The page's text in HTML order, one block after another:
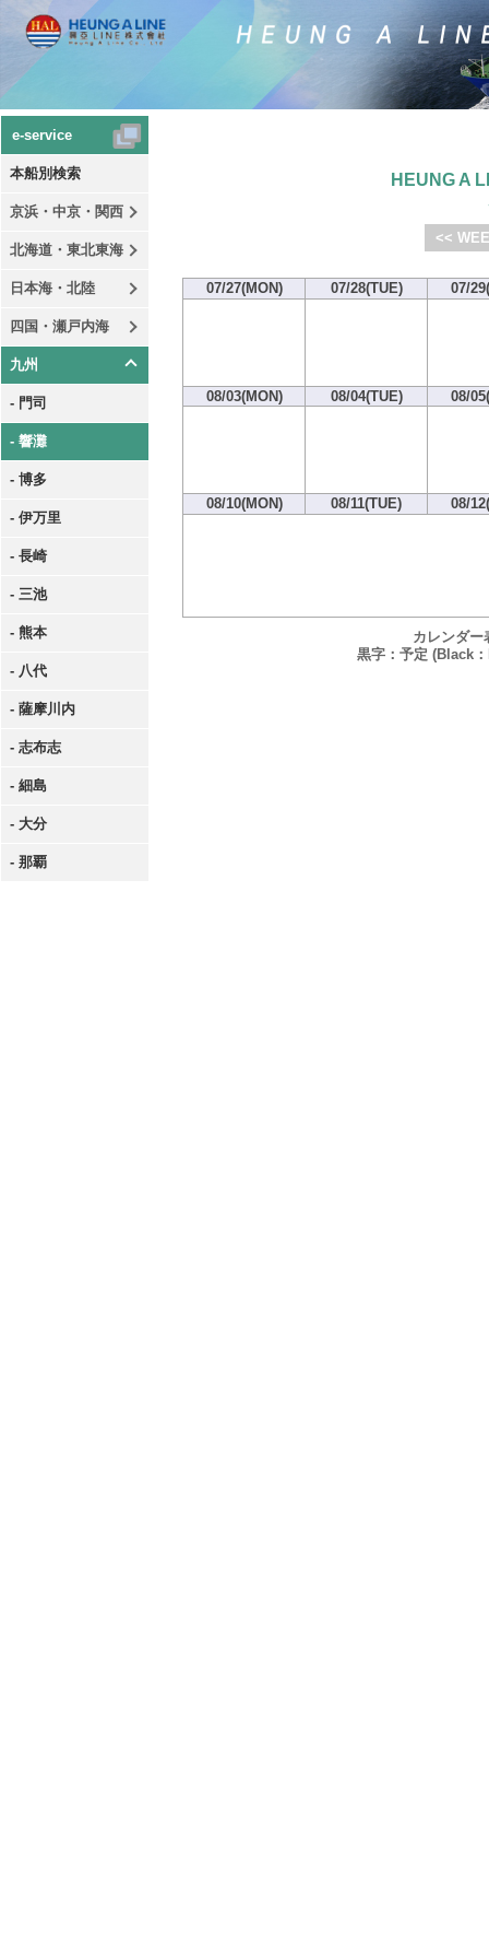
e-service
本船別検索
京浜・中京・関西
北海道・東北東海
日本海・北陸
四国・瀬戸内海
九州
- 門司
- 響灘
- 博多
- 伊万里
- 長崎
- 三池
- 熊本
- 八代
- 薩摩川内
- 志布志
- 細島
- 大分
- 那覇
HEUNG A
<<
07/27(MON) 07/28(TUE) 07/
08/03(MON) 08/04(TUE) 08/
08/10(MON) 08/11(TUE) 08/
カレンダー
黒字：予定 (Black